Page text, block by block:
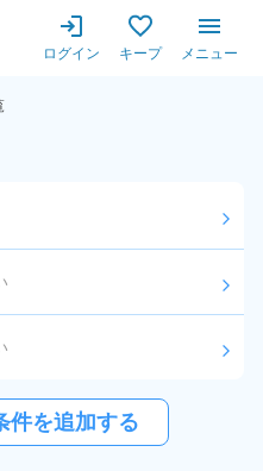
ログイン キープ メニュー
arrow_forward_ios
arrow_forward_ios
arrow_forward_ios
件を追加する